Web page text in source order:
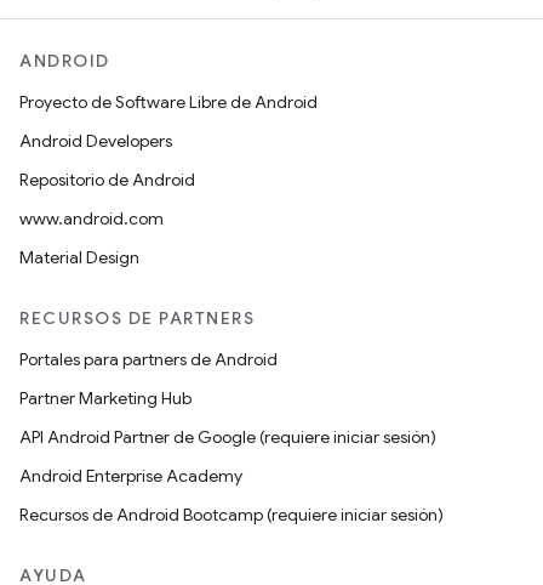
ANDROID
Proyecto de Software Libre de Android
Android Developers
Repositorio de Android
www.android.com
Material Design
RECURSOS DE PARTNERS
Portales para partners de Android
Partner Marketing Hub
API Android Partner de Google (requiere iniciar sesión)
Android Enterprise Academy
Recursos de Android Bootcamp (requiere iniciar sesión)
AYUDA